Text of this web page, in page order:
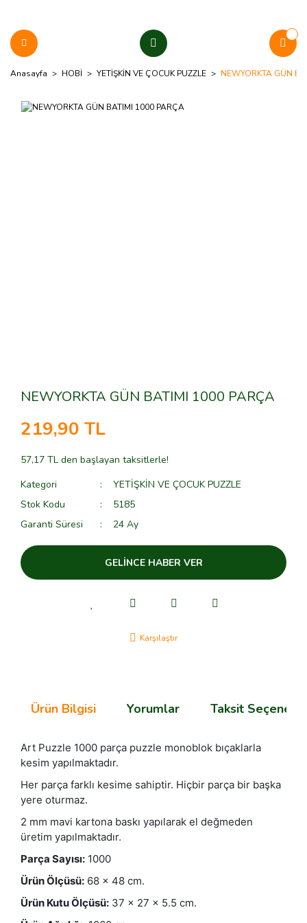
Anasayfa HOBİ YETİŞKİN VE ÇOCUK PUZZLE NEWYORKTA GÜN
NEWYORKTA GÜN BATIMI 1000 PARÇA
219,90 TL
57,17 TL den başlayan taksitlerle!
Kategori
YETİŞKİN VE ÇOCUK PUZZLE
Stok Kodu
5185
Garanti Süresi
24 Ay
GELİNCE HABER VER
Karşılaştır
Ürün Bilgisi Yorumlar Taksit
Art Puzzle 1000 parça puzzle monoblok bıçaklarla
kesim yapılmaktadır.
Her parça farklı kesime sahiptir. Hiçbir parça bir başka
yere oturmaz.
2 mm mavi kartona baskı yapılarak el değmeden
üretim yapılmaktadır.
Parça Sayısı: 1000
Ürün Ölçüsü: 68 x 48 cm.
Ürün Kutu Ölçüsü: 37 x 27 x 5.5 cm.